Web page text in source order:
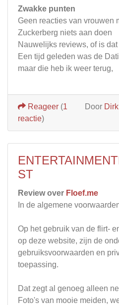
Zwakke punten
Geen reacties van vrouwen
Zuckerberg niets aan doen
Nauwelijks reviews, of is
Een tijd geleden was de
maar die heb ik weer terug,
Door Dirk
Reageer (1
reactie)
ST
Review over Floef.me
In de algemene
Op het gebruik van de flirt-
op deze website, zijn de
gebruiksvoorwaarden en
toepassing.
Dat zegt al genoeg alleen
Foto's van mooie meiden,